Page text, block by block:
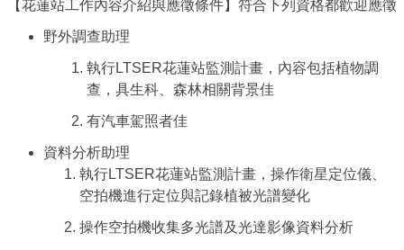
【花蓮站工作內容介紹與應徵條件】符合下列資格都歡迎應徵
野外調查助理
執行LTSER花蓮站監測計畫，內容包括植物調
查，具生科、森林相關背景佳
有汽車駕照者佳
資料分析助理
執行LTSER花蓮站監測計畫，操作衛星定位儀、
空拍機進行定位與記錄植被光譜變化
操作空拍機收集多光譜及光達影像資料分析